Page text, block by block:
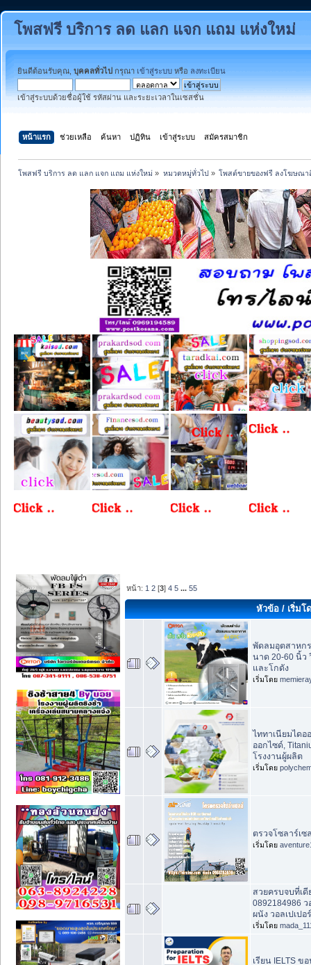
โพสฟรี บริการ ลด แลก แจก แถม แห่งใหม่
ยินดีต้อนรับคุณ, บุคคลทั่วไป กรุณา เข้าสู่ระบบ หรือ ลงทะเบียน
เข้าสู่ระบบด้วยชื่อผู้ใช้ รหัสผ่าน และระยะเวลาในเซสชั่น
หน้าแรก ช่วยเหลือ ค้นหา ปฏิทิน เข้าสู่ระบบ สมัครสมาชิก
โพสฟรี บริการ ลด แลก แจก แถม แห่งใหม่ » หมวดหมู่ทั่วไป» โพสต์ขายของฟรี ลงโฆษณา
หน้า: 1 2 [3]4 5 ...55
หัวข้อ/เริ่มโ
พัดลมอุตสาหก
นาด 20-60 นิ้ว
และโกดัง
เริ่มโดย
ไททาเนียมไดอ
ออกไซด์,
โรงงานผู้ผลิต
เริ่มโดย
ตรวจโซลาร์เซ
เริ่มโดย
สวยครบจบที่เดี
0892184986 ว
ผนัง วอลเปเปอ
เริ่มโดย
เรียน IELTS ข